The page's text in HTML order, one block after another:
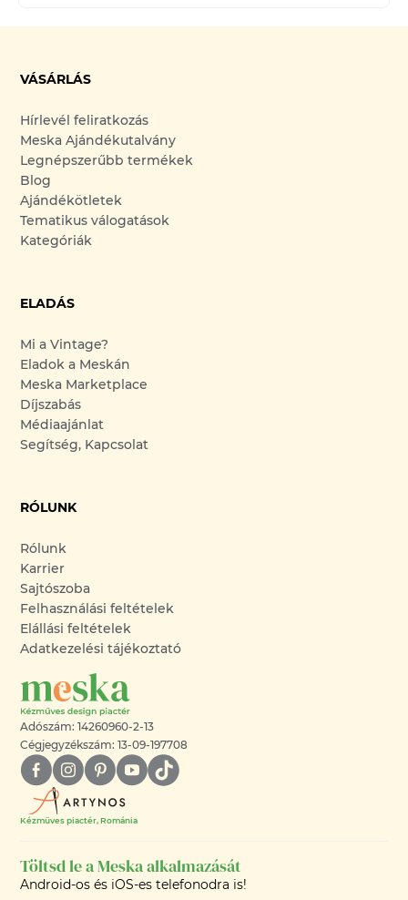
VÁSÁRLÁS
Hírlevél feliratkozás
Meska Ajándékutalvány
Legnépszerűbb termékek
Blog
Ajándékötletek
Tematikus válogatások
Kategóriák
ELADÁS
Mi a Vintage?
Eladok a Meskán
Meska Marketplace
Díjszabás
Médiaajánlat
Segítség, Kapcsolat
RÓLUNK
Rólunk
Karrier
Sajtószoba
Felhasználási feltételek
Elállási feltételek
Adatkezelési tájékoztató
Adószám: 14260960-2-13
Cégjegyzékszám: 13-09-197708
Kézműves piactér, Románia
Töltsd le a Meska alkalmazását
Android-os és iOS-es telefonodra is!